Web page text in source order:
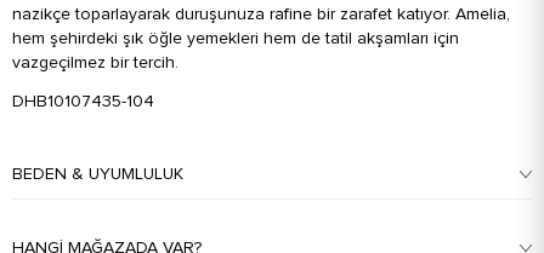
nazikçe toparlayarak duruşunuza rafine bir zarafet katıyor. Amelia,
hem şehirdeki şık öğle yemekleri hem de tatil akşamları için
vazgeçilmez bir tercih.
DHB10107435-104
BEDEN & UYUMLULUK
HANGI MAĞAZADA VAR?